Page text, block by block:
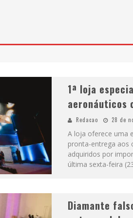
1ª loja
aeronáuticos
Redacao 28 de
A loja oferece uma
pronta-entrega aos
adquiridos por
última sexta-feira
Diamante